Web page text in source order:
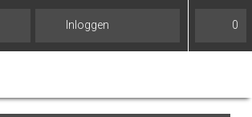
Inloggen 0